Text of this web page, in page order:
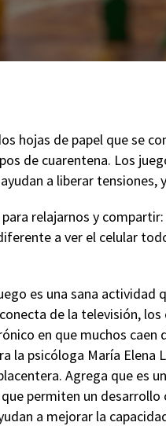
hojas de papel que se
de cuarentena. Los
a liberar
relajarnos y
a ver el celular
es una sana actividad
de la televisión,
en que muchos caen
la psicóloga María Elena
Agrega que es
permiten un
a mejorar la